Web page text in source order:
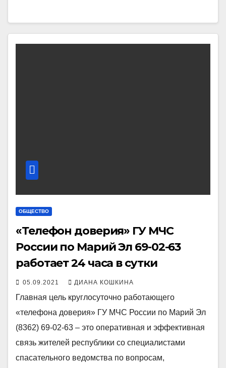
ОБЩЕСТВО
«Телефон доверия» ГУ МЧС
России по Марий Эл 69-02-63
работает 24 часа в сутки
05.09.2021 ДИАНА КОШКИНА
Главная цель круглосуточно работающего
«телефона доверия» ГУ МЧС России по Марий Эл
(8362) 69-02-63 – это оперативная и эффективная
связь жителей республики со специалистами
спасательного ведомства по вопросам,